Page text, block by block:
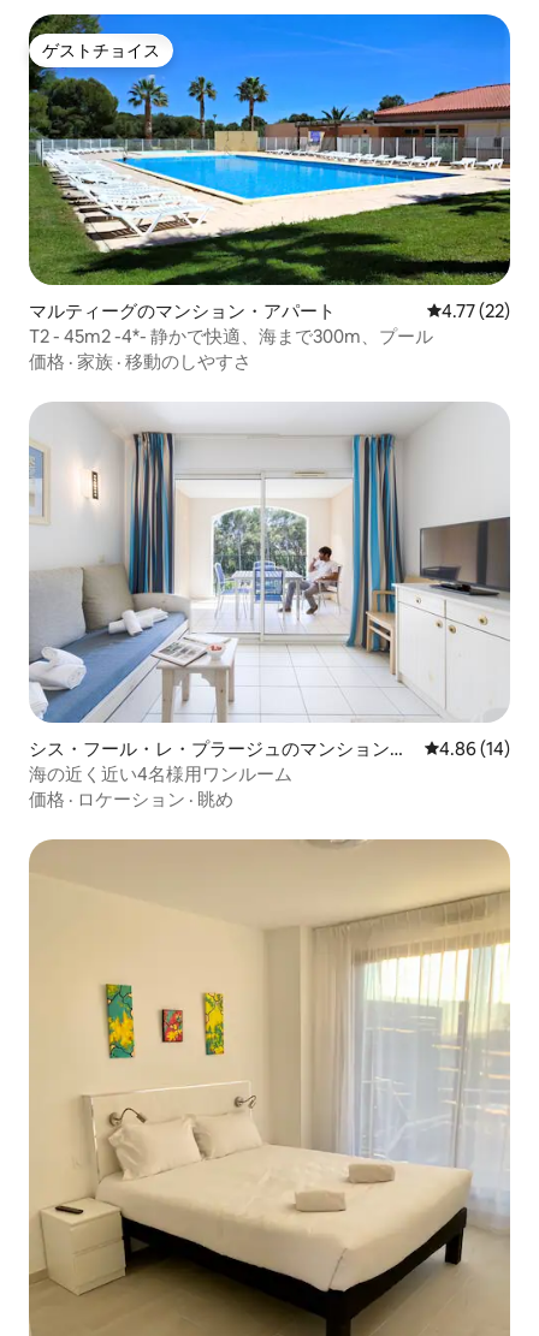
ゲストチョイス
ゲストチョイス
マルティーグのマンション・アパート レビュー22
4.77 (22)
T2 - 45m2 -4*- 静かで快適、海まで300m、プール
価格 · 家族 · 移動のしやすさ
シス・フール・レ・プラージュのマンション・
アパート
レビュー14
4.86 (14)
海の近く近い4名様用ワンルーム
価格 · ロケーション · 眺め